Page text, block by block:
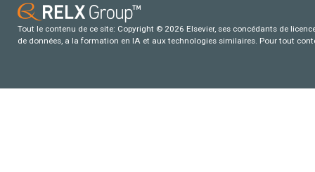
Tout le contenu de ce site: Copyright © 2026 Elsevier, ses concédants de
de données, a la formation en IA et aux technologies similaires. Pour tout